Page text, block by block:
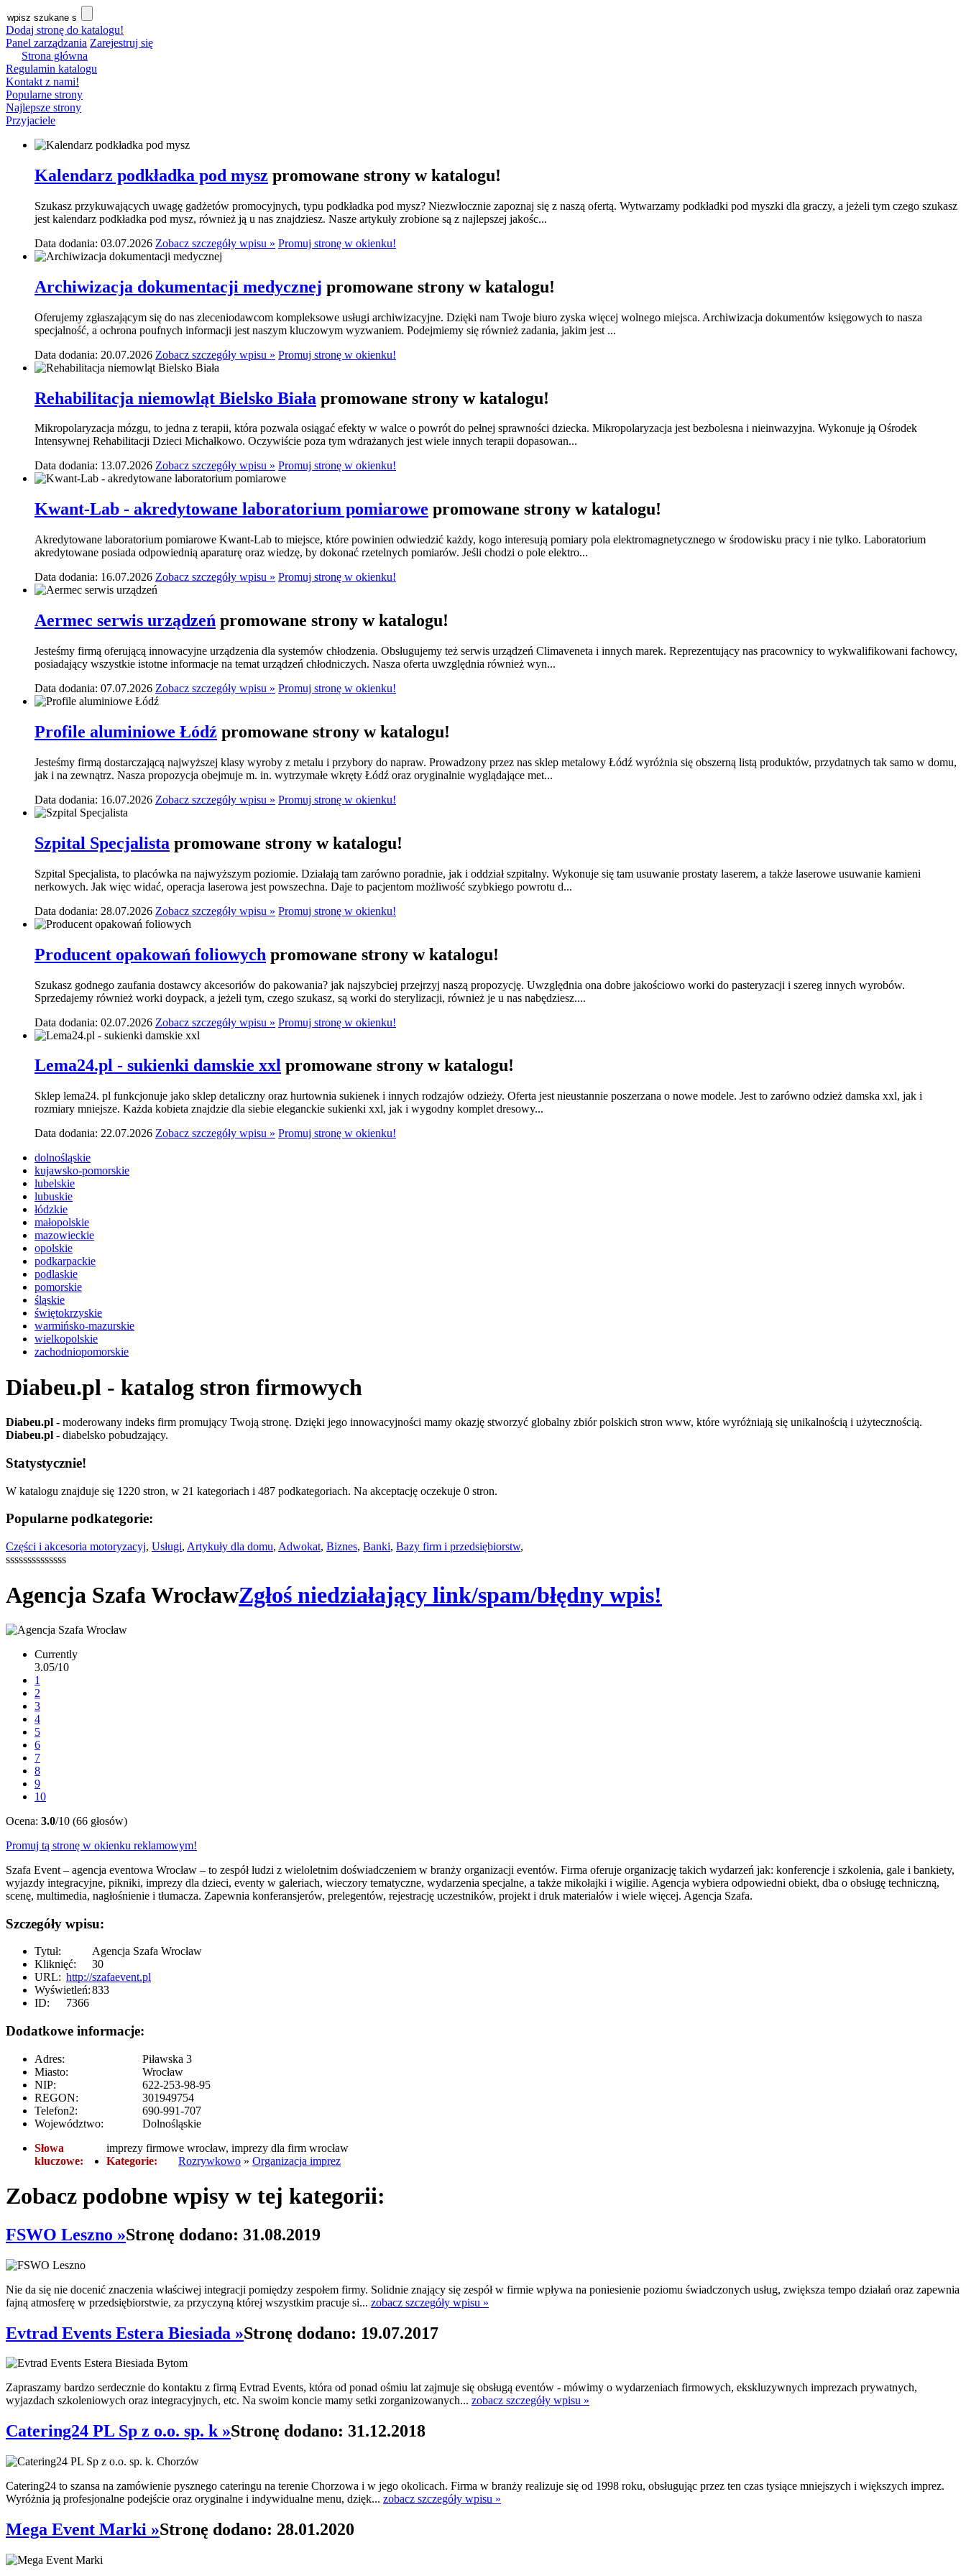
Dodaj stronę do katalogu!
Panel zarządzania Zarejestruj się
Strona główna
Regulamin katalogu
Kontakt z nami!
Popularne strony
Najlepsze strony
Przyjaciele
Kalendarz podkładka pod mysz promowane strony w katalogu!
Szukasz przykuwających uwagę gadżetów promocyjnych, typu podkładka pod mysz? Niezwłocznie zapoznaj się z naszą ofertą. Wytwarzamy podkładki pod myszki dla graczy, a jeżeli tym czego szukasz
jest kalendarz podkładka pod mysz, również ją u nas znajdziesz. Nasze artykuły zrobione są z najlepszej jakośc...
Data dodania: 03.07.2026 Zobacz szczegóły wpisu » Promuj stronę w okienku!
Archiwizacja dokumentacji medycznej promowane strony w katalogu!
Oferujemy zgłaszającym się do nas zleceniodawcom kompleksowe usługi archiwizacyjne. Dzięki nam Twoje biuro zyska więcej wolnego miejsca. Archiwizacja dokumentów księgowych to nasza
specjalność, a ochrona poufnych informacji jest naszym kluczowym wyzwaniem. Podejmiemy się również zadania, jakim jest ...
Data dodania: 20.07.2026 Zobacz szczegóły wpisu » Promuj stronę w okienku!
Rehabilitacja niemowląt Bielsko Biała promowane strony w katalogu!
Mikropolaryzacja mózgu, to jedna z terapii, która pozwala osiągać efekty w walce o powrót do pełnej sprawności dziecka. Mikropolaryzacja jest bezbolesna i nieinwazyjna. Wykonuje ją Ośrodek
Intensywnej Rehabilitacji Dzieci Michałkowo. Oczywiście poza tym wdrażanych jest wiele innych terapii dopasowan...
Data dodania: 13.07.2026 Zobacz szczegóły wpisu » Promuj stronę w okienku!
Kwant-Lab - akredytowane laboratorium pomiarowe promowane strony w katalogu!
Akredytowane laboratorium pomiarowe Kwant-Lab to miejsce, które powinien odwiedzić każdy, kogo interesują pomiary pola elektromagnetycznego w środowisku pracy i nie tylko. Laboratorium
akredytowane posiada odpowiednią aparaturę oraz wiedzę, by dokonać rzetelnych pomiarów. Jeśli chodzi o pole elektro...
Data dodania: 16.07.2026 Zobacz szczegóły wpisu » Promuj stronę w okienku!
Aermec serwis urządzeń promowane strony w katalogu!
Jesteśmy firmą oferującą innowacyjne urządzenia dla systemów chłodzenia. Obsługujemy też serwis urządzeń Climaveneta i innych marek. Reprezentujący nas pracownicy to wykwalifikowani fachowcy,
posiadający wszystkie istotne informacje na temat urządzeń chłodniczych. Nasza oferta uwzględnia również wyn...
Data dodania: 07.07.2026 Zobacz szczegóły wpisu » Promuj stronę w okienku!
Profile aluminiowe Łódź promowane strony w katalogu!
Jesteśmy firmą dostarczającą najwyższej klasy wyroby z metalu i przybory do napraw. Prowadzony przez nas sklep metalowy Łódź wyróżnia się obszerną listą produktów, przydatnych tak samo w domu,
jak i na zewnątrz. Nasza propozycja obejmuje m. in. wytrzymałe wkręty Łódź oraz oryginalnie wyglądające met...
Data dodania: 16.07.2026 Zobacz szczegóły wpisu » Promuj stronę w okienku!
Szpital Specjalista promowane strony w katalogu!
Szpital Specjalista, to placówka na najwyższym poziomie. Działają tam zarówno poradnie, jak i oddział szpitalny. Wykonuje się tam usuwanie prostaty laserem, a także laserowe usuwanie kamieni
nerkowych. Jak więc widać, operacja laserowa jest powszechna. Daje to pacjentom możliwość szybkiego powrotu d...
Data dodania: 28.07.2026 Zobacz szczegóły wpisu » Promuj stronę w okienku!
Producent opakowań foliowych promowane strony w katalogu!
Szukasz godnego zaufania dostawcy akcesoriów do pakowania? jak najszybciej przejrzyj naszą propozycję. Uwzględnia ona dobre jakościowo worki do pasteryzacji i szereg innych wyrobów.
Sprzedajemy również worki doypack, a jeżeli tym, czego szukasz, są worki do sterylizacji, również je u nas nabędziesz....
Data dodania: 02.07.2026 Zobacz szczegóły wpisu » Promuj stronę w okienku!
Lema24.pl - sukienki damskie xxl promowane strony w katalogu!
Sklep lema24. pl funkcjonuje jako sklep detaliczny oraz hurtownia sukienek i innych rodzajów odzieży. Oferta jest nieustannie poszerzana o nowe modele. Jest to zarówno odzież damska xxl, jak i
rozmiary mniejsze. Każda kobieta znajdzie dla siebie eleganckie sukienki xxl, jak i wygodny komplet dresowy...
Data dodania: 22.07.2026 Zobacz szczegóły wpisu » Promuj stronę w okienku!
dolnośląskie
kujawsko-pomorskie
lubelskie
lubuskie
łódzkie
małopolskie
mazowieckie
opolskie
podkarpackie
podlaskie
pomorskie
śląskie
świętokrzyskie
warmińsko-mazurskie
wielkopolskie
zachodniopomorskie
Diabeu.pl - katalog stron firmowych
Diabeu.pl - moderowany indeks firm promujący Twoją stronę. Dzięki jego innowacyjności mamy okazję stworzyć globalny zbiór polskich stron www, które wyróżniają się unikalnością i użytecznością.
Diabeu.pl - diabelsko pobudzający.
Statystycznie!
W katalogu znajduje się 1220 stron, w 21 kategoriach i 487 podkategoriach. Na akceptację oczekuje 0 stron.
Popularne podkategorie:
Części i akcesoria motoryzacyj, Usługi, Artykuły dla domu, Adwokat, Biznes, Banki, Bazy firm i przedsiębiorstw,
ssssssssssssss
Agencja Szafa WrocławZgłoś niedziałający link/spam/błędny wpis!
Currently
3.05/10
1
2
3
4
5
6
7
8
9
10
Ocena: 3.0/10 (66 głosów)
Promuj tą stronę w okienku reklamowym!
Szafa Event – agencja eventowa Wrocław – to zespół ludzi z wieloletnim doświadczeniem w branży organizacji eventów. Firma oferuje organizację takich wydarzeń jak: konferencje i szkolenia, gale i bankiety,
wyjazdy integracyjne, pikniki, imprezy dla dzieci, eventy w galeriach, wieczory tematyczne, wydarzenia specjalne, a także mikołajki i wigilie. Agencja wybiera odpowiedni obiekt, dba o obsługę techniczną,
scenę, multimedia, nagłośnienie i tłumacza. Zapewnia konferansjerów, prelegentów, rejestrację uczestników, projekt i druk materiałów i wiele więcej. Agencja Szafa.
Szczegóły wpisu:
Tytuł:
Agencja Szafa Wrocław
Kliknięć:
30
URL: http://szafaevent.pl
Wyświetleń:833
ID:
7366
Dodatkowe informacje:
Adres:
Piławska 3
Miasto:
Wrocław
NIP:
622-253-98-95
REGON:
301949754
Telefon2:
690-991-707
Województwo:
Dolnośląskie
Słowa
kluczowe:
imprezy firmowe wrocław, imprezy dla firm wrocław
Kategorie:
Rozrywkowo » Organizacja imprez
Zobacz podobne wpisy w tej kategorii:
FSWO Leszno »Stronę dodano: 31.08.2019
Nie da się nie docenić znaczenia właściwej integracji pomiędzy zespołem firmy. Solidnie znający się zespół w firmie wpływa na poniesienie poziomu świadczonych usług, zwiększa tempo działań oraz zapewnia
fajną atmosferę w przedsiębiorstwie, za przyczyną której wszystkim pracuje si... zobacz szczegóły wpisu »
Evtrad Events Estera Biesiada »Stronę dodano: 19.07.2017
Zapraszamy bardzo serdecznie do kontaktu z firmą Evtrad Events, która od ponad ośmiu lat zajmuje się obsługą eventów - mówimy o wydarzeniach firmowych, ekskluzywnych imprezach prywatnych,
wyjazdach szkoleniowych oraz integracyjnych, etc. Na swoim koncie mamy setki zorganizowanych... zobacz szczegóły wpisu »
Catering24 PL Sp z o.o. sp. k »Stronę dodano: 31.12.2018
Catering24 to szansa na zamówienie pysznego cateringu na terenie Chorzowa i w jego okolicach. Firma w branży realizuje się od 1998 roku, obsługując przez ten czas tysiące mniejszych i większych imprez.
Wyróżnia ją profesjonalne podejście oraz oryginalne i indywidualne menu, dzięk... zobacz szczegóły wpisu »
Mega Event Marki »Stronę dodano: 28.01.2020